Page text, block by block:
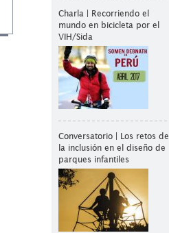
Charla | Recorriendo el
mundo en bicicleta por el
VIH/Sida
Conversatorio | Los retos de
la inclusión en el diseño de
parques infantiles